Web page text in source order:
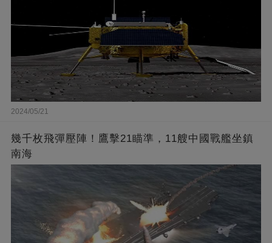
2024/05/21
幾千枚飛彈壓陣！鷹擊21瞄準，11艘中國戰艦坐鎮
南海